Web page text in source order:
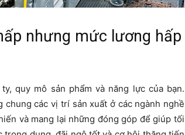
nhưng mức lương hấp
quy mô sản phẩm và năng lực của bạn.
các vị trí sản xuất ở các ngành nghề
và mang lại những đóng góp để giúp tối